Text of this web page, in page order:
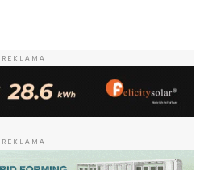
REKLAMA
REKLAMA